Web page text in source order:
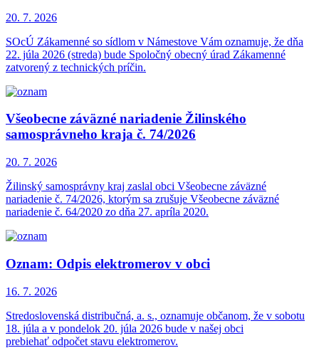
20. 7. 2026
SOcÚ Zákamenné so sídlom v Námestove Vám oznamuje, že dňa
22. júla 2026 (streda) bude Spoločný obecný úrad Zákamenné
zatvorený z technických príčin.
Všeobecne záväzné nariadenie Žilinského
samosprávneho kraja č. 74/2026
20. 7. 2026
Žilinský samosprávny kraj zaslal obci Všeobecne záväzné
nariadenie č. 74/2026, ktorým sa zrušuje Všeobecne záväzné
nariadenie č. 64/2020 zo dňa 27. apríla 2020.
Oznam: Odpis elektromerov v obci
16. 7. 2026
Stredoslovenská distribučná, a. s., oznamuje občanom, že v sobotu
18. júla a v pondelok 20. júla 2026 bude v našej obci
prebiehať odpočet stavu elektromerov.